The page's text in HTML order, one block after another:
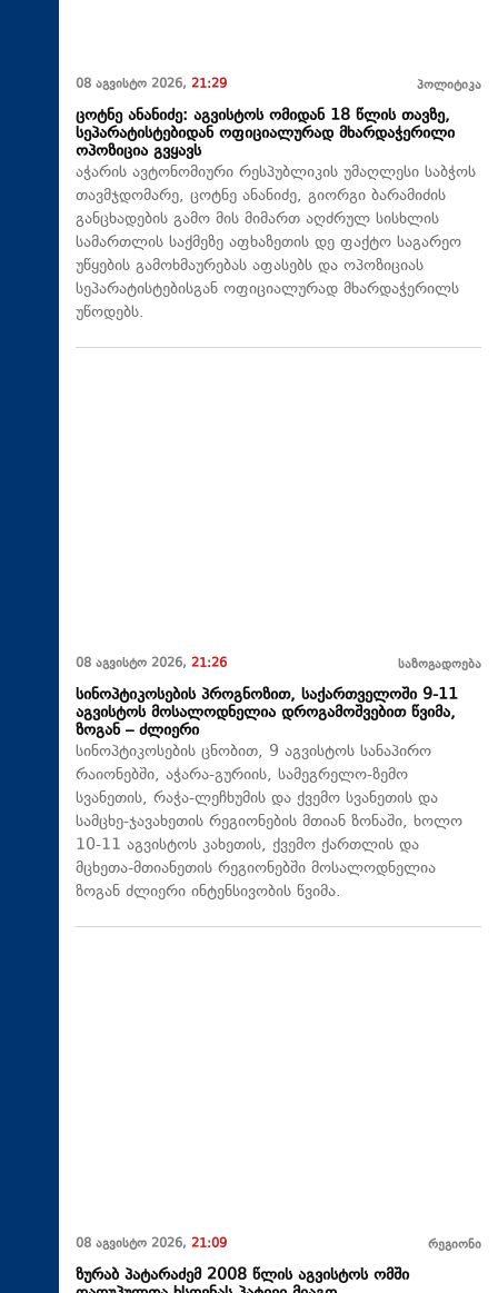
08 აგვისტო 2026, 21:29 პოლიტიკა
ცოტნე ანანიძე: აგვისტოს ომიდან 18 წლის თავზე,
სეპარატისტებიდან ოფიციალურად მხარდაჭერილი
ოპოზიცია გვყავს
აჭარის ავტონომიური რესპუბლიკის უმაღლესი საბჭოს
თავმჯდომარე, ცოტნე ანანიძე, გიორგი ბარამიძის
განცხადების გამო მის მიმართ აღძრულ სისხლის
სამართლის საქმეზე აფხაზეთის დე ფაქტო საგარეო
უწყების გამოხმაურებას აფასებს და ოპოზიციას
სეპარატისტებისგან ოფიციალურად მხარდაჭერილს
უწოდებს.
08 აგვისტო 2026, 21:26 საზოგადოება
სინოპტიკოსების პროგნოზით, საქართველოში 9-11
აგვისტოს მოსალოდნელია დროგამოშვებით წვიმა,
ზოგან – ძლიერი
სინოპტიკოსების ცნობით, 9 აგვისტოს სანაპირო
რაიონებში, აჭარა-გურიის, სამეგრელო-ზემო
სვანეთის, რაჭა-ლეჩხუმის და ქვემო სვანეთის და
სამცხე-ჯავახეთის რეგიონების მთიან ზონაში, ხოლო
10-11 აგვისტოს კახეთის, ქვემო ქართლის და
მცხეთა-მთიანეთის რეგიონებში მოსალოდნელია
ზოგან ძლიერი ინტენსივობის წვიმა.
08 აგვისტო 2026, 21:09 რეგიონი
ზურაბ პატარაძემ 2008 წლის აგვისტოს ომში